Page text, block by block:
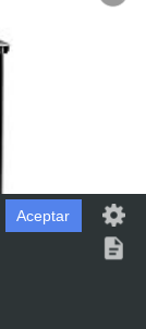
Aceptar